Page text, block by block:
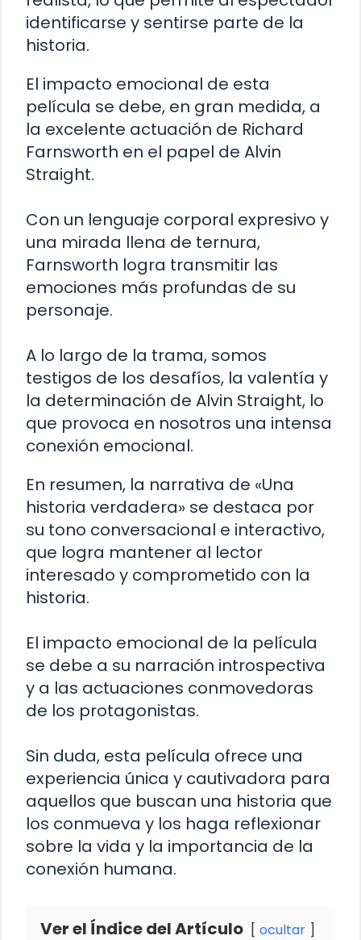
identificarse y sentirse parte de la
historia.
El impacto emocional de esta
película se debe, en gran medida, a
la excelente actuación de Richard
Farnsworth en el papel de Alvin
Straight.
Con un lenguaje corporal expresivo y
una mirada llena de ternura,
Farnsworth logra transmitir las
emociones más profundas de su
personaje.
A lo largo de la trama, somos
testigos de los desafíos, la valentía y
la determinación de Alvin Straight, lo
que provoca en nosotros una intensa
conexión emocional.
En resumen, la narrativa de «Una
historia verdadera» se destaca por
su tono conversacional e interactivo,
que logra mantener al lector
interesado y comprometido con la
historia.
El impacto emocional de la película
se debe a su narración introspectiva
y a las actuaciones conmovedoras
de los protagonistas.
Sin duda, esta película ofrece una
experiencia única y cautivadora para
aquellos que buscan una historia que
los conmueva y los haga reflexionar
sobre la vida y la importancia de la
conexión humana.
Ver el Índice del Artículo ocultar